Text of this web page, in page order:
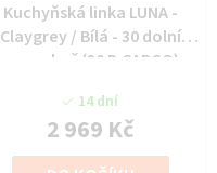
Kuchyňská linka LUNA -
Claygrey / Bílá - 30 dolní
cargo koš (30 D CARGO)
14 dní
2 969 Kč